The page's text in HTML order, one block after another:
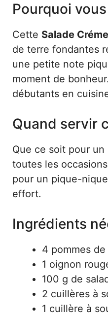
Pourquoi
Cette Salade
de terre fondantes
une petite note
moment de
débutants en
Quand servir
Que ce soit pour
toutes les
pour un pique-
effort.
Ingrédients
4 pommes
1 oignon
100 g de
2 cuillères à
1 cuillère à